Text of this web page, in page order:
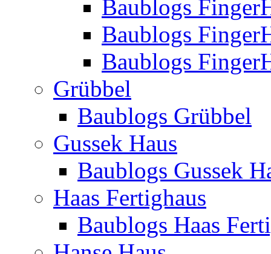
Baublogs
Baublogs
Baublogs
Grübbel
Baublogs Grübbel
Gussek Haus
Baublogs Gussek
Haas Fertighaus
Baublogs Haas